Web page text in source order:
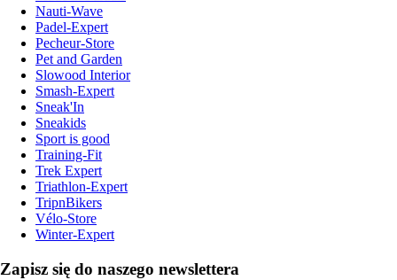
Nauti-Wave
Padel-Expert
Pecheur-Store
Pet and Garden
Slowood Interior
Smash-Expert
Sneak'In
Sneakids
Sport is good
Training-Fit
Trek Expert
Triathlon-Expert
TripnBikers
Vélo-Store
Winter-Expert
Zapisz się do naszego newslettera